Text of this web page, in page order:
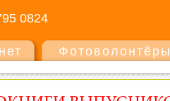
0824
Фотоволонтёры